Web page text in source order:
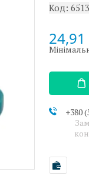
Код:
24,91
+380